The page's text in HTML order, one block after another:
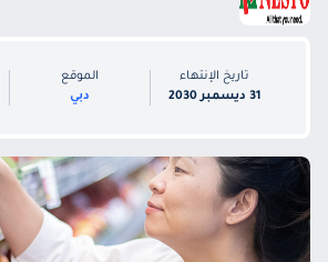
تاريخ الإنتهاء
31 ديسمبر 2030
الموقع
دبي